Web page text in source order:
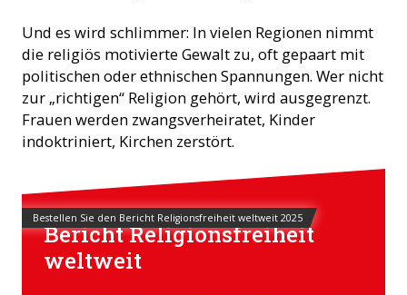
Und es wird schlimmer: In vielen Regionen nimmt
die religiös motivierte Gewalt zu, oft gepaart mit
politischen oder ethnischen Spannungen. Wer nicht
zur „richtigen“ Religion gehört, wird ausgegrenzt.
Frauen werden zwangsverheiratet, Kinder
indoktriniert, Kirchen zerstört.
Bestellen Sie den Bericht Religionsfreiheit weltweit 2025
Bericht Religionsfreiheit
weltweit